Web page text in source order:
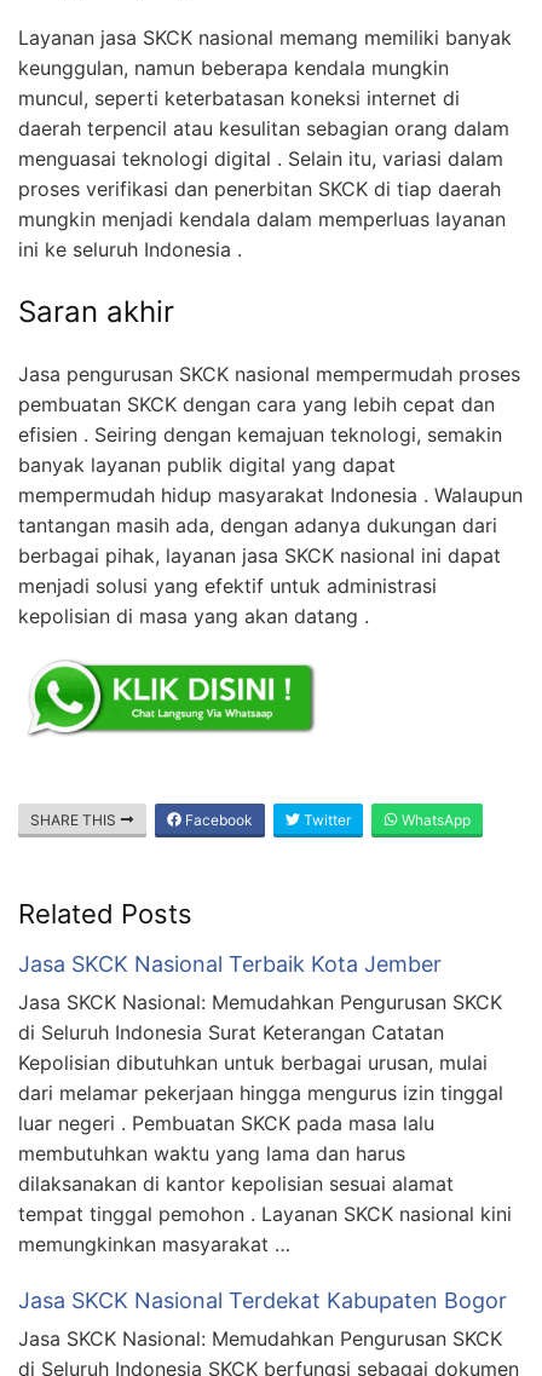
Layanan jasa SKCK nasional memang memiliki banyak
keunggulan, namun beberapa kendala mungkin
muncul, seperti keterbatasan koneksi internet di
daerah terpencil atau kesulitan sebagian orang dalam
menguasai teknologi digital . Selain itu, variasi dalam
proses verifikasi dan penerbitan SKCK di tiap daerah
mungkin menjadi kendala dalam memperluas layanan
ini ke seluruh Indonesia .
Saran akhir
Jasa pengurusan SKCK nasional mempermudah proses
pembuatan SKCK dengan cara yang lebih cepat dan
efisien . Seiring dengan kemajuan teknologi, semakin
banyak layanan publik digital yang dapat
mempermudah hidup masyarakat Indonesia . Walaupun
tantangan masih ada, dengan adanya dukungan dari
berbagai pihak, layanan jasa SKCK nasional ini dapat
menjadi solusi yang efektif untuk administrasi
kepolisian di masa yang akan datang .
SHARE THIS Facebook Twitter WhatsApp
Related Posts
Jasa SKCK Nasional Terbaik Kota Jember
Jasa SKCK Nasional: Memudahkan Pengurusan SKCK
di Seluruh Indonesia Surat Keterangan Catatan
Kepolisian dibutuhkan untuk berbagai urusan, mulai
dari melamar pekerjaan hingga mengurus izin tinggal
luar negeri . Pembuatan SKCK pada masa lalu
membutuhkan waktu yang lama dan harus
dilaksanakan di kantor kepolisian sesuai alamat
tempat tinggal pemohon . Layanan SKCK nasional kini
memungkinkan masyarakat …
Jasa SKCK Nasional Terdekat Kabupaten Bogor
Jasa SKCK Nasional: Memudahkan Pengurusan SKCK
di Seluruh Indonesia SKCK berfungsi sebagai dokumen